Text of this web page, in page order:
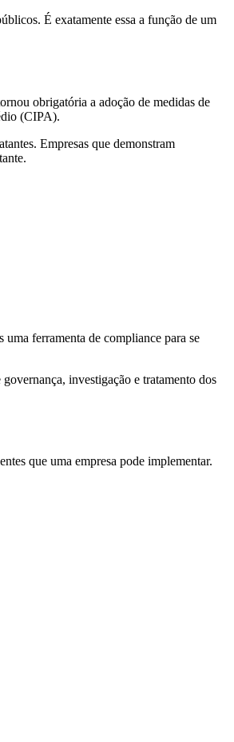
É exatamente essa a função de um
obrigatória a adoção de medidas de
(CIPA).
Empresas que demonstram
uma ferramenta de compliance para se
investigação e tratamento dos
que uma empresa pode implementar.